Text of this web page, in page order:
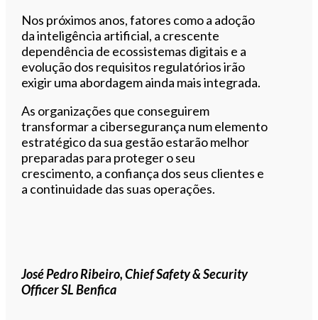
Nos próximos anos, fatores como a adoção
da inteligência artificial, a crescente
dependência de ecossistemas digitais e a
evolução dos requisitos regulatórios irão
exigir uma abordagem ainda mais integrada.
As organizações que conseguirem
transformar a cibersegurança num elemento
estratégico da sua gestão estarão melhor
preparadas para proteger o seu
crescimento, a confiança dos seus clientes e
a continuidade das suas operações.
José Pedro Ribeiro, Chief Safety & Security
Officer SL Benfica